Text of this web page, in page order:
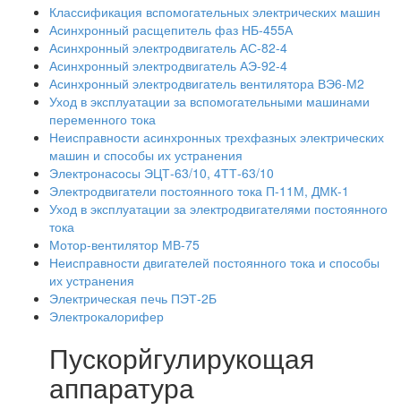
Классификация вспомогательных электрических машин
Асинхронный расщепитель фаз НБ-455А
Асинхронный электродвигатель АС-82-4
Асинхронный электродвигатель АЭ-92-4
Асинхронный электродвигатель вентилятора ВЭ6-М2
Уход в эксплуатации за вспомогательными машинами
переменного тока
Неисправности асинхронных трехфазных электрических
машин и способы их устранения
Электронасосы ЭЦТ-63/10, 4ТТ-63/10
Электродвигатели постоянного тока П-11М, ДМК-1
Уход в эксплуатации за электродвигателями постоянного
тока
Мотор-вентилятор МВ-75
Неисправности двигателей постоянного тока и способы
их устранения
Электрическая печь ПЭТ-2Б
Электрокалорифер
Пускорйгулирукощая
аппаратура